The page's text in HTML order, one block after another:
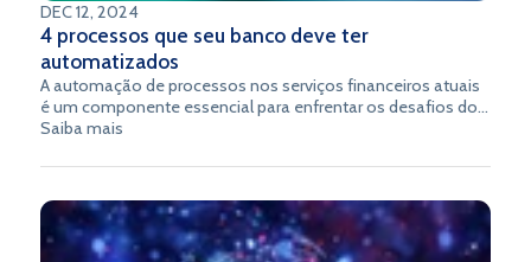
DEC 12, 2024
4 processos que seu banco deve ter
automatizados
A automação de processos nos serviços financeiros atuais
é um componente essencial para enfrentar os desafios do
setor, melhorar a eficiência operacional e adaptar-se às
tarefas repetitivas e rotineiras podem ser automatizadas,
que mais recursos sejam dedicados a esforços
estratégicos.
Saiba mais